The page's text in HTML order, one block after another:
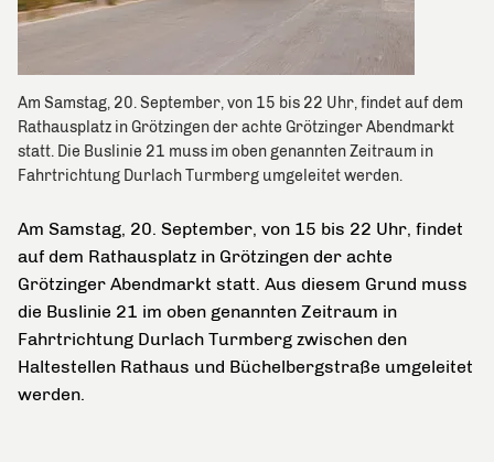
Am Samstag, 20. September, von 15 bis 22 Uhr, findet auf dem
Rathausplatz in Grötzingen der achte Grötzinger Abendmarkt
statt. Die Buslinie 21 muss im oben genannten Zeitraum in
Fahrtrichtung Durlach Turmberg umgeleitet werden.
Am Samstag, 20. September, von 15 bis 22 Uhr, findet
auf dem Rathausplatz in Grötzingen der achte
Grötzinger Abendmarkt statt. Aus diesem Grund muss
die Buslinie 21 im oben genannten Zeitraum in
Fahrtrichtung Durlach Turmberg zwischen den
Haltestellen Rathaus und Büchelbergstraße umgeleitet
werden.